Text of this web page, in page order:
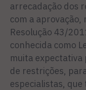
arrecadação dos
com a aprovação,
Resolução 43/
conhe­cida como
muita expectativa
de restrições,
especialistas,